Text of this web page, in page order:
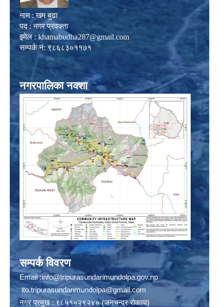
नाम : खम बुढा
पद : नगर प्रवक्ता
इमेल : khamabudha287@gmail.com
सम्पर्क नं: ९८६८३०११७१
नगरपालिका नक्शा
सम्पर्क विवरण
Email :info@tripurasundarimundolpa.gov.np
ito.tripurasundarimundolpa@gmail.com
नगर प्रमुख : ९८५१०२९२४० (जनचन्द्र रोकाया)